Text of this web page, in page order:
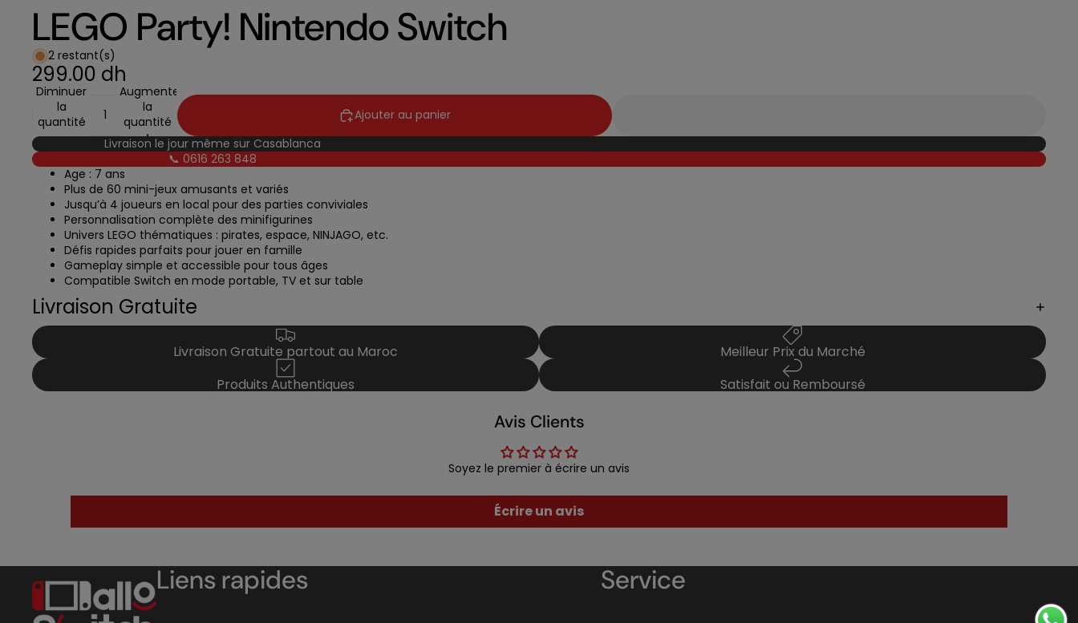
LEGO Party! Nintendo Switch
2 restant(s)
299.00 dh
Diminuer
la
quantité
Augmenter
la
quantité
Ajouter au panier
Livraison le jour même sur Casablanca
📞 0616 263 848
Age : 7 ans
Plus de 60 mini-jeux amusants et variés
Jusqu’à 4 joueurs en local pour des parties conviviales
Personnalisation complète des minifigurines
Univers LEGO thématiques : pirates, espace, NINJAGO, etc.
Défis rapides parfaits pour jouer en famille
Gameplay simple et accessible pour tous âges
Compatible Switch en mode portable, TV et sur table
Livraison Gratuite
Livraison Gratuite partout au Maroc
Meilleur Prix du Marché
Produits Authentiques
Satisfait ou Remboursé
Avis Clients
Soyez le premier à écrire un avis
Écrire un avis
Liens rapides Service